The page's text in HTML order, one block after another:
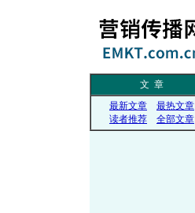
文 章
最新文章
最热文章
读者推荐
全部文章